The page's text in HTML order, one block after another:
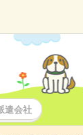
遣会社